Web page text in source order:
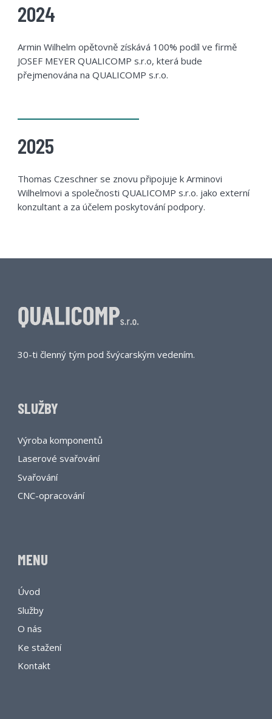
2024
Armin Wilhelm opětovně získává 100% podíl ve firmě
JOSEF MEYER QUALICOMP s.r.o, která bude
přejmenována na QUALICOMP s.r.o.
2025
Thomas Czeschner se znovu připojuje k Arminovi
Wilhelmovi a společnosti QUALICOMP s.r.o. jako externí
konzultant a za účelem poskytování podpory.
30-ti členný tým pod švýcarským vedením.
SLUŽBY
Výroba komponentů
Laserové svařování
Svařování
CNC-opracování
MENU
Úvod
Služby
O nás
Ke stažení
Kontakt